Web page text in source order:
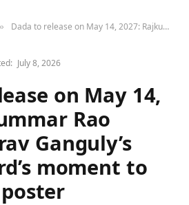
» Dada to release on May 14, 2027: Rajkummar Rao brings Sourav Ganguly’s historic Lord’s moment to life in first poster
July 8, 2026
on May 14,
Rao
Ganguly’s
moment to